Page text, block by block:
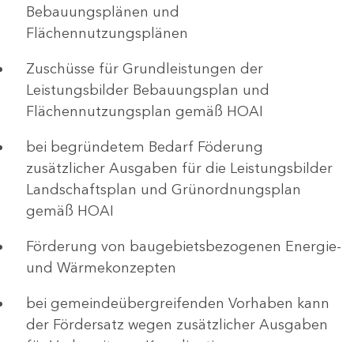
Bebauungsplänen und
Flächennutzungsplänen
Zuschüsse für Grundleistungen der
Leistungsbilder Bebauungsplan und
Flächennutzungsplan gemäß HOAI
bei begründetem Bedarf Föderung
zusätzlicher Ausgaben für die Leistungsbilder
Landschaftsplan und Grünordnungsplan
gemäß HOAI
Förderung von baugebietsbezogenen Energie-
und Wärmekonzepten
bei gemeindeübergreifenden Vorhaben kann
der Fördersatz wegen zusätzlicher Ausgaben